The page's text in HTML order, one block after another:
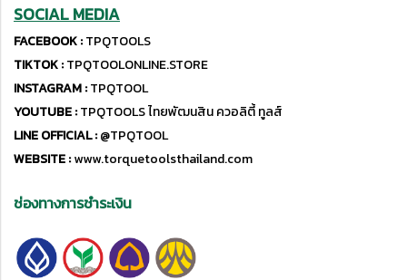
SOCIAL MEDIA
FACEBOOK :TPQTOOLS
TIKTOK :TPQTOOLONLINE.STORE
INSTAGRAM :TPQTOOL
YOUTUBE :TPQTOOLS ไทยพัฒนสิน ควอลิตี้ ทูลส์
LINE OFFICIAL :@TPQTOOL
WEBSITE :www.torquetoolsthailand.com
ช่องทางการชำระเงิน